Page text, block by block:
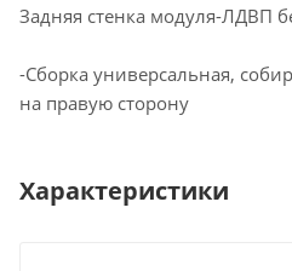
Задняя стенка модуля-ЛДВП
-Сборка универсальная,
на правую сторону
Характеристики